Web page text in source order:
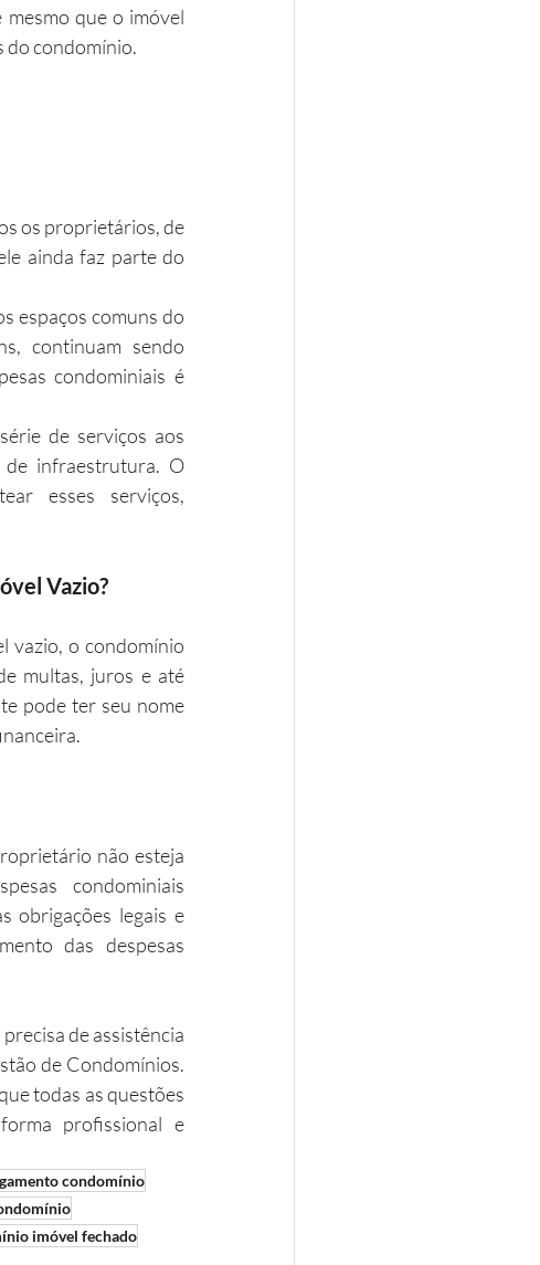
que o imóvel
do condomínio.
os proprietários, de
ainda faz parte do
espaços comuns do
continuam sendo
condominiais é
de serviços aos
de infraestrutura. O
esses serviços,
Vazio?
vazio, o condomínio
multas, juros e até
pode ter seu nome
não esteja
condominiais
obrigações legais e
das despesas
de assistência
de Condomínios.
todas as questões
profissional e
condomínio
imóvel fechado